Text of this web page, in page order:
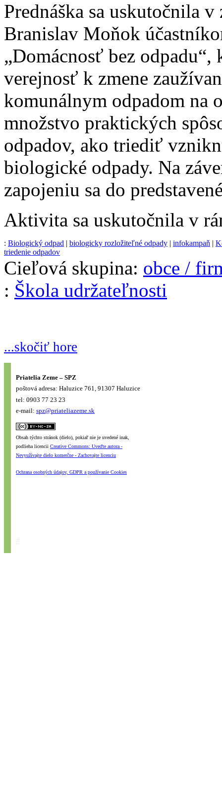
Prednáška sa uskutočnila v
Branislav Moňok
„Domácnosť bez
verejnosť k zmene
komunálnym odpadom na
množstvo praktických
odpadov, ako triediť
biologické odpady. Na
zapojeniu sa do
Aktivita sa uskutočnila v
: Biologický odpad | biologicky rozložiteľné odpady | infokampaň |
triedenie odpadov
Cieľová skupina: obce /
: Škola udržateľnosti
...skočiť hore
Priatelia Zeme – SPZ
poštová adresa: Haluzice 761, 91307 Haluzice
tel: 0903 77 23 23
e-mail: spz@priateliazeme.sk
Obsah týchto stránok (dielo), pokiaľ nie je uvedené inak,
podlieha licencii Creative Commons: Uveďte autora -
Nevyužívajte dielo komerčne - Zachovajte licenciu
Ochrana osobných údajov, GDPR a používanie Cookies